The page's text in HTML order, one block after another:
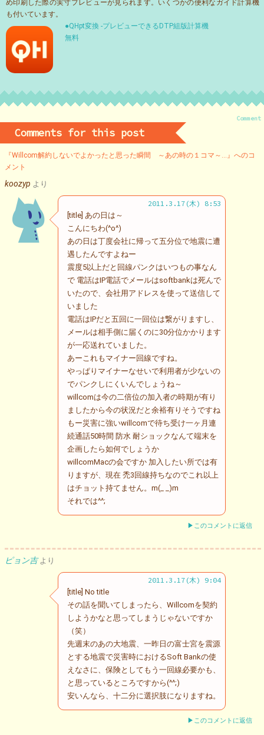
め印刷した際の実寸プレビューが見られます。いくつかの便利なガイド計算機
も付いています。
●QHpt変換 -プレビューできるDTP組版計算機
無料
Comment
Comments for this post
『Willcom解約しないでよかったと思った瞬間 ～あの時の１コマ～…』へのコ
メント
koozyp より
2011.3.17(木) 8:53
[title] あの日は～
こんにちわ(^o^)
あの日は丁度会社に帰って五分位で地震に遭
遇したんですよねー
震度5以上だと回線パンクはいつもの事なん
で 電話はIP電話でメールはsoftbankは死んで
いたので、会社用アドレスを使って送信して
いました
電話はIPだと五回に一回位は繋がりますし、
メールは相手側に届くのに30分位かかります
が一応送れていました。
あーこれもマイナー回線ですね。
やっぱりマイナーなせいで利用者が少ないの
でパンクしにくいんでしょうね～
willcomは今の二倍位の加入者の時期が有り
ましたから今の状況だと余裕有りそうですね
もー災害に強いwillcomで待ち受け一ヶ月連
続通話50時間 防水 耐ショックなんて端末を
企画したら如何でしょうか
willcomMacの会ですか 加入したい所では有
りますが、現在 禿3回線持ちなのでこれ以上
はチョット持てません。m(_ _)m
それでは^^;
▶このコメントに返信
ピョン吉 より
2011.3.17(木) 9:04
[title] No title
その話を聞いてしまったら、Willcomを契約
しようかなと思ってしまうじゃないですか
（笑）
先週末のあの大地震、一昨日の富士宮を震源
とする地震で災害時におけるSoft Bankの使
えなさに、保険としてもう一回線必要かも、
と思っているところですから(^^;)
安いんなら、十二分に選択肢になりますね。
▶このコメントに返信